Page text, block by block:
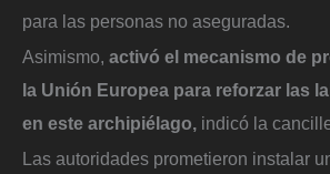
para las personas no aseguradas.
Asimismo, activó el mecanismo de
la Unión Europea para reforzar las
en este archipiélago, indicó la
Las autoridades prometieron instalar